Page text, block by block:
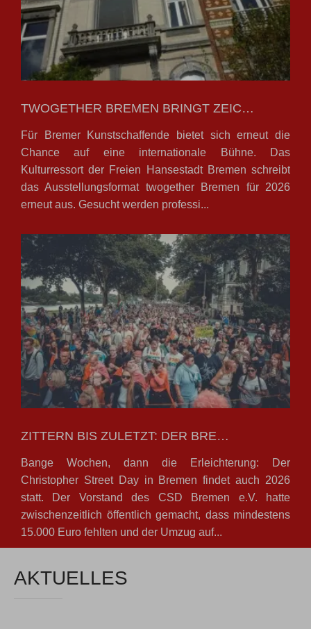
TWOGETHER BREMEN BRINGT ZEIC…
Für Bremer Kunstschaffende bietet sich erneut die
Chance auf eine internationale Bühne. Das
Kulturressort der Freien Hansestadt Bremen schreibt
das Ausstellungsformat twogether Bremen für 2026
erneut aus. Gesucht werden professi...
ZITTERN BIS ZULETZT: DER BRE…
Bange Wochen, dann die Erleichterung: Der
Christopher Street Day in Bremen findet auch 2026
statt. Der Vorstand des CSD Bremen e.V. hatte
zwischenzeitlich öffentlich gemacht, dass mindestens
15.000 Euro fehlten und der Umzug auf...
AKTUELLES